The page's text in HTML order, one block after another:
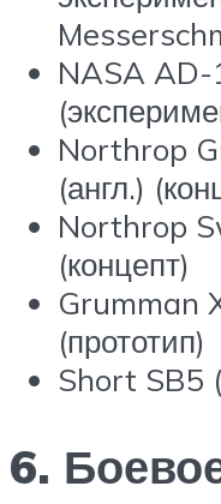
NASA AD-
Northrop
(англ.)
Northrop
(концепт)
Grumman
(прототип)
Short SB5
6.